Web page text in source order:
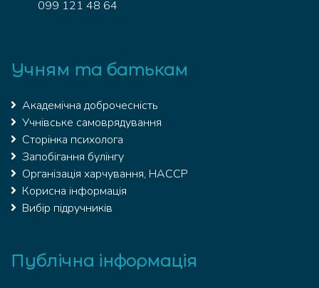
099 121 48 64
Учням та батькам
Академічна доброчесність
Учнівське самоврядування
Сторінка психолога
Запобігання булінгу
Організація харчування, HACCP
Корисна інформація
Вибір підручників
Публічна інформація